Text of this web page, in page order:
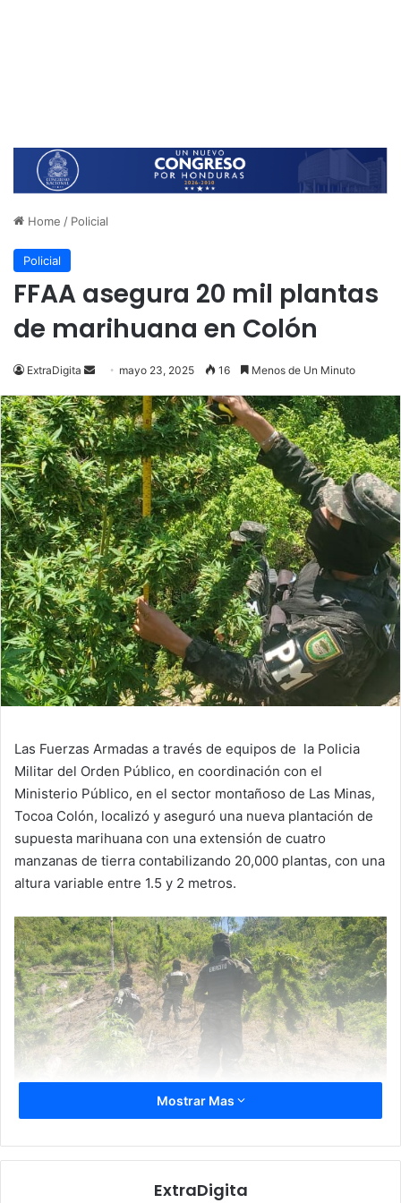
Home / Policial
Policial
FFAA asegura 20 mil plantas
de marihuana en Colón
ExtraDigita
Send
email
mayo 23, 2025 16 Menos de Un Minuto
Las Fuerzas Armadas a través de equipos de la Policia
Militar del Orden Público, en coordinación con el
Ministerio Público, en el sector montañoso de Las Minas,
Tocoa Colón, localizó y aseguró una nueva plantación de
supuesta marihuana con una extensión de cuatro
manzanas de tierra contabilizando 20,000 plantas, con una
altura variable entre 1.5 y 2 metros.
En la operación también se aseguró dos estructuras de
procesamiento de la droga.
Mostrar Mas
ExtraDigita